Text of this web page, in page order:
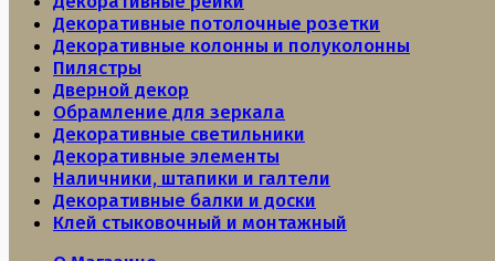
Декоративные потолочные розетки
Декоративные колонны и полуколонны
Пилястры
Дверной декор
Обрамление для зеркала
Декоративные светильники
Декоративные элементы
Наличники, штапики и галтели
Декоративные балки и доски
Клей стыковочный и монтажный